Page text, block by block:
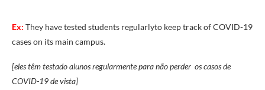
Ex: They have tested students regularlyto keep track of COVID-19
cases on its main campus.
[eles têm testado alunos regularmente para não perder os casos de
COVID-19 de vista]